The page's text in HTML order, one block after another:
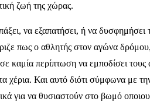
ζωή της χώρας.
να εξαπατήσει, ή να δυσφημήσει
πως ο αθλητής στον αγώνα δρόμου,
καμία περίπτωση να εμποδίσει τους
χέρια. Και αυτό διότι σύμφωνα με
για να θυσιαστούν στο βωμό